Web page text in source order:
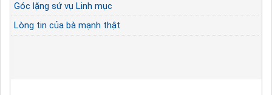
Góc lặng sứ vụ Linh mục
Lòng tin của bà mạnh thật